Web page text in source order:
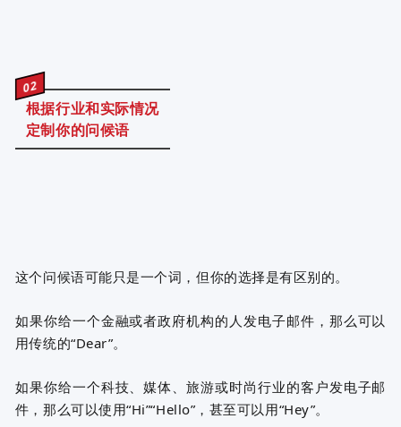
02
根据行业和实际情况
定制你的问候语
这个问候语可能只是一个词，但你的选择是有区别的。
如果你给一个金融或者政府机构的人发电子邮件，那么可以
用传统的“Dear”。
如果你给一个科技、媒体、旅游或时尚行业的客户发电子邮
件，那么可以使用“Hi”“Hello”，甚至可以用“Hey”。